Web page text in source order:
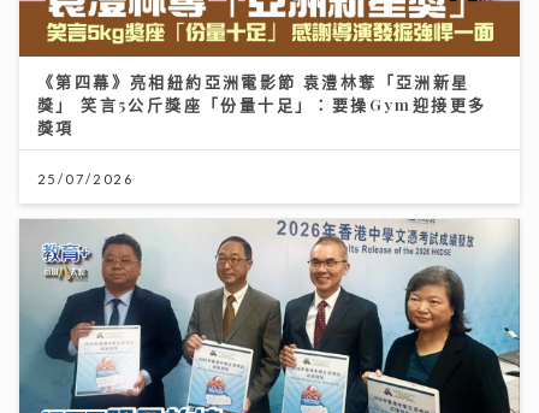
《第四幕》亮相紐約亞洲電影節 袁澧林奪「亞洲新星
獎」 笑言5公斤獎座「份量十足」：要操Gym迎接更多
獎項
25/07/2026